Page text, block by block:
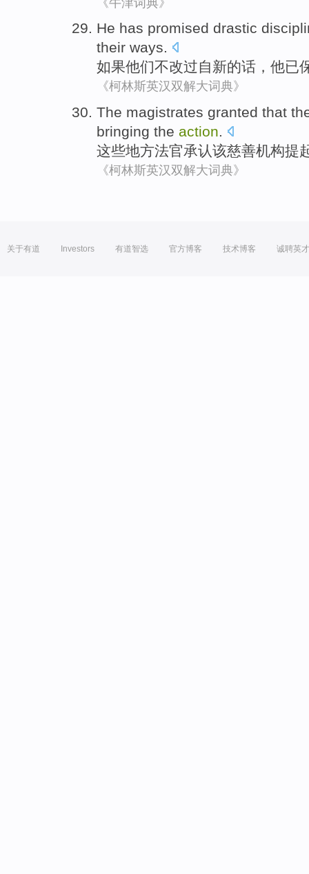
He has promised drastic
their ways.
如果他们不改过自新的话， 他已
《柯林斯英汉双解大词典》
The magistrates granted that
bringing the action.
这些地方法官承认该慈善机构提
《柯林斯英汉双解大词典》
关于有道 Investors 有道智选 官方博客 技术博客 诚聘英才